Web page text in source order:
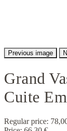
Previous image
Grand
Cuite
Regular price: